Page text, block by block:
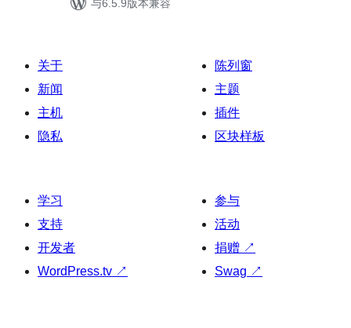
与6.5.9版本兼容
关于
新闻
主机
隐私
陈列窗
主题
插件
区块样板
学习
支持
开发者
WordPress.tv ↗
参与
活动
捐赠 ↗
Swag ↗